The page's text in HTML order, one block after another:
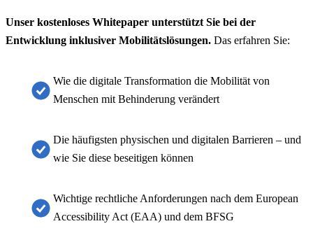
Unser kostenloses Whitepaper unterstützt Sie bei der
Entwicklung inklusiver Mobilitätslösungen. Das erfahren Sie:
Wie die digitale Transformation die Mobilität von
Menschen mit Behinderung verändert
Die häufigsten physischen und digitalen Barrieren – und
wie Sie diese beseitigen können
Wichtige rechtliche Anforderungen nach dem European
Accessibility Act (EAA) und dem BFSG